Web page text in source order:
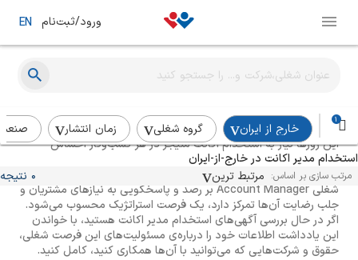
ورود/ثبت‌نام EN
1
خارج از ایران گروه شغلی زمان انتشار
استخدام مدیر اکانت در خارج-از-ایران
مرتب سازی بر اساس: مرتبط ترین 0 نتیجه
راهنمای استخدام اکانت منیجر
این روزها نیاز به استخدام اکانت منیجر در هر کسب‌وکار احساس
ارتباط میان یک سازمان با مشتریان آن است. از آن‌جایی که فرصت
شغلی Account Manager بر رصد و پاسخگویی به نیازهای مشتریان و
جلب رضایت آن‌ها تمرکز دارد، یک فرصت استراتژیک محسوب می‌شود.
اگر در حال بررسی آگهی‌های استخدام مدیر اکانت هستید، با خواندن
این یادداشت اطلاعات خود را درباره‌ی مسئولیت‌های این فرصت شغلی،
حقوق و شرکت‌هایی که می‌توانید با آن‌ها همکاری کنید، کامل کنید.